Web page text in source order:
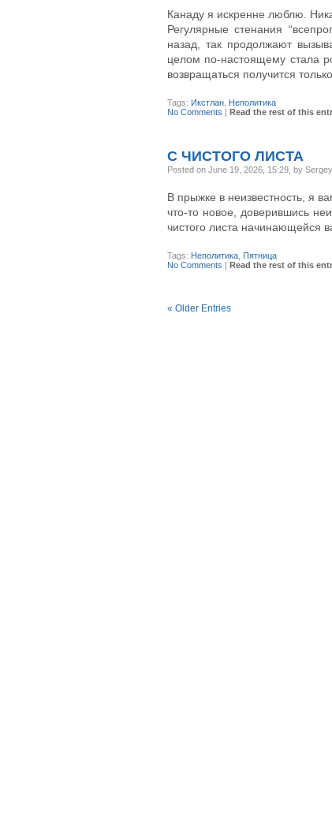
Канаду я искренне люблю.
Регулярные стенания
назад, так продолжают
целом по-настоящему стала
возвращаться получится
Tags: Икстлан Неполитика
No Comments | Read the rest of this
С ЧИСТОГО ЛИСТА
Posted on June 19, 2026, 15:29, by
В прыжке в неизвестность, я
что-то новое, доверившись
чистого листа начинающейся
Tags: Неполитика Пятница
No Comments | Read the rest of this
« Older Entries